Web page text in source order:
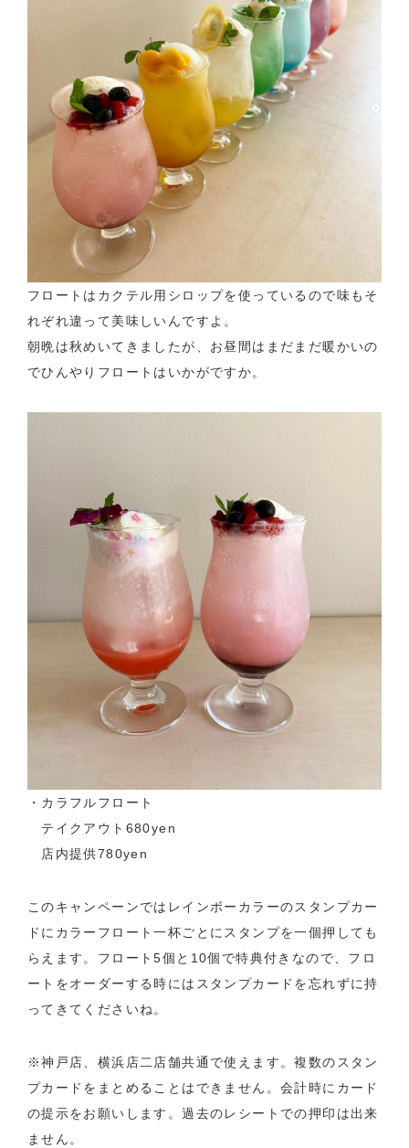
フロートはカクテル用シロップを使っているので味もそ
れぞれ違って美味しいんですよ。
朝晩は秋めいてきましたが、お昼間はまだまだ暖かいの
でひんやりフロートはいかがですか。
・カラフルフロート
テイクアウト680yen
店内提供780yen
このキャンペーンではレインボーカラーのスタンプカー
ドにカラーフロート一杯ごとにスタンプを一個押しても
らえます。フロート5個と10個で特典付きなので、フロ
ートをオーダーする時にはスタンプカードを忘れずに持
ってきてくださいね。
※神戸店、横浜店二店舗共通で使えます。複数のスタン
プカードをまとめることはできません。会計時にカード
の提示をお願いします。過去のレシートでの押印は出来
ません。